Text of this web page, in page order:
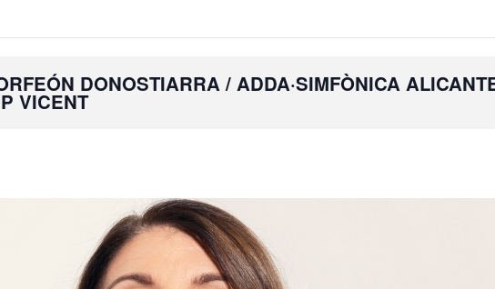
DONOSTIARRA / ADDA·SIMFÒNICA
VICENT